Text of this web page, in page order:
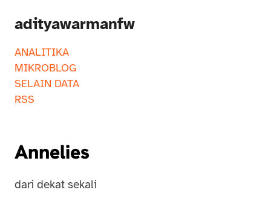
adityawarmanfw
ANALITIKA
MIKROBLOG
SELAIN DATA
RSS
Annelies
dari dekat sekali